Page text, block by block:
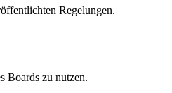
Regelungen.
Boards zu nutzen.